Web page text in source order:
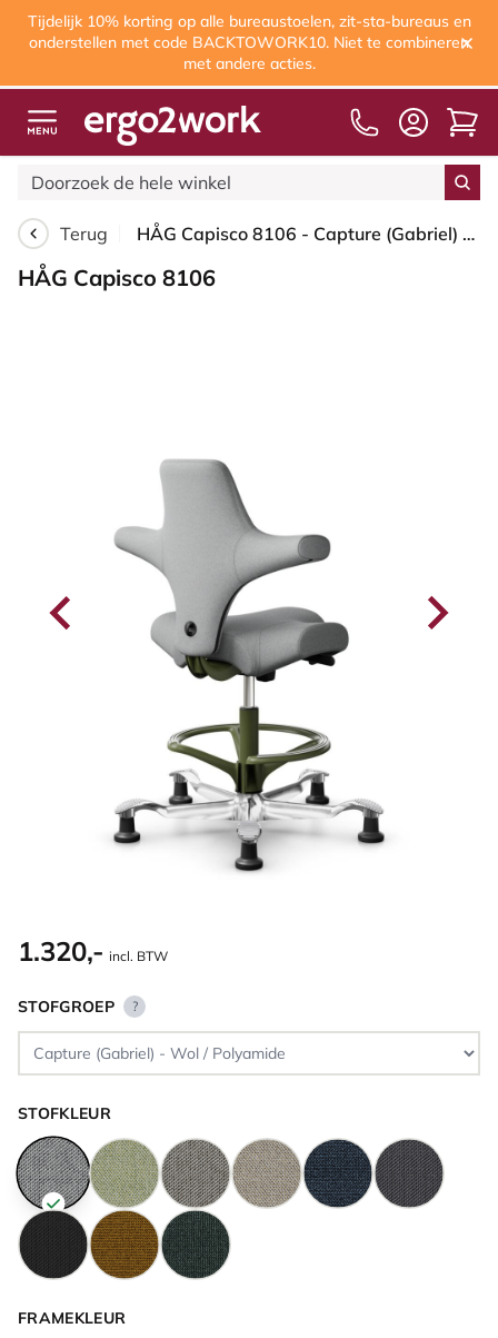
Tijdelijk 10% korting op alle bureaustoelen, zit-sta-bureaus en
onderstellen met code BACKTOWORK10. Niet te combineren
met andere acties.
Terug HÅG Capisco 8106 - Capture (Gabriel) - Wol / Polyamide - CPT4102 - Light grey - Framekleur - Moss Grey - Gasveer - 200 mm (Zithoogte 46-64cm) - Vloercontact - Glijdoppen - Voetenring - Ja, in framekleur - Voetster - Ja, voetster in gepolijst aluminium
HÅG Capisco 8106
1.320,- incl. BTW
STOFGROEP ?
STOFKLEUR
FRAMEKLEUR